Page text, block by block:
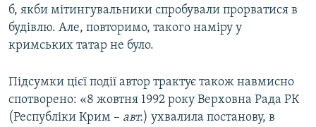
б, якби мітингувальники спробували прорватися в
будівлю. Але, повторимо, такого наміру у
кримських татар не було.
Підсумки цієї події автор трактує також навмисно
спотворено: «8 жовтня 1992 року Верховна Рада РК
(Республіки Крим – авт.) ухвалила постанову, в